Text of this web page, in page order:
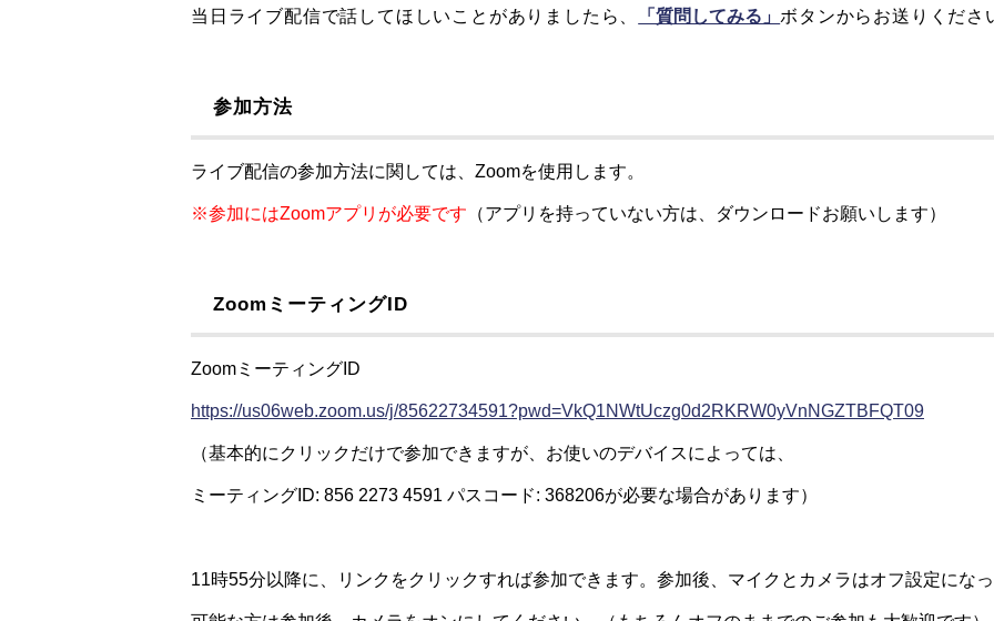
当日ライブ配信で話してほしいことがありましたら、 「質問してみる」 ボタンからお送りくださ
参加方法
ライブ配信の参加方法に関しては、Zoomを使用します。
※参加にはZoomアプリが必要です （アプリを持っていない方は、ダウンロードお願いします）
ZoomミーティングID
ZoomミーティングID
https://us06web.zoom.us/j/85622734591?pwd=VkQ1NWtUczg0d2RKRW0yVnNGZTBFQT09
（基本的にクリックだけで参加できますが、お使いのデバイスによっては、
ミーティングID: 856 2273 4591 パスコード: 368206が必要な場合があります）
11時55分以降に、リンクをクリックすれば参加できます。参加後、マイクとカメラはオフ設定になっ